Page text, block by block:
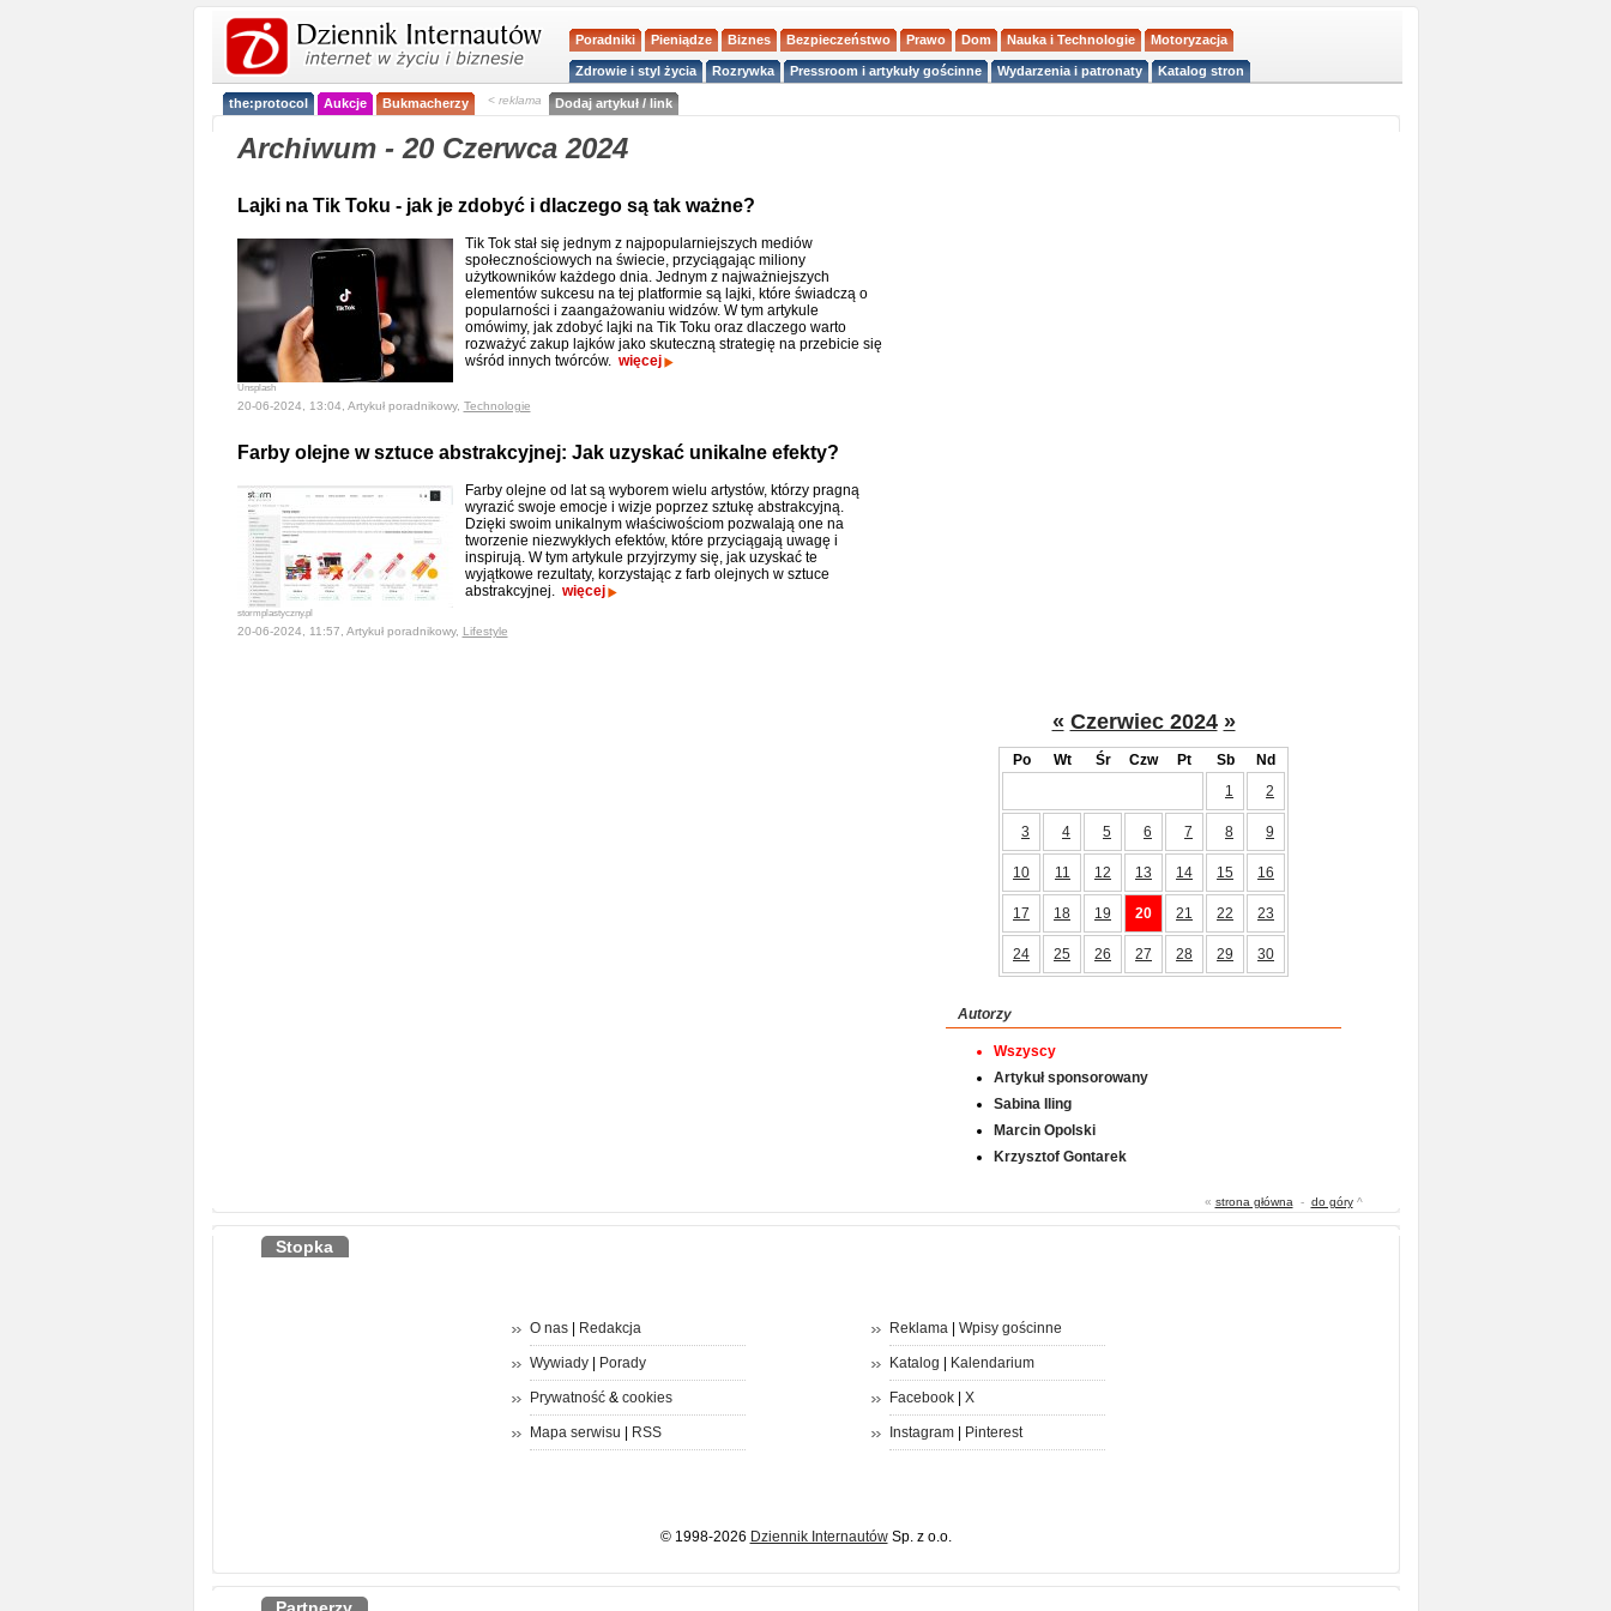
Poradniki Pieniądze Biznes Bezpieczeństwo Prawo Dom Nauka i Technologie Motoryzacja
Zdrowie i styl życia Rozrywka Pressroom i artykuły gościnne Wydarzenia i patronaty Katalog stron
the:protocol Aukcje Bukmacherzy < reklama Dodaj artykuł / link
Archiwum - 20 Czerwca 2024
Lajki na Tik Toku - jak je zdobyć i dlaczego są tak ważne?
Unsplash
Tik Tok stał się jednym z najpopularniejszych mediów
społecznościowych na świecie, przyciągając miliony
użytkowników każdego dnia. Jednym z najważniejszych
elementów sukcesu na tej platformie są lajki, które świadczą o
popularności i zaangażowaniu widzów. W tym artykule
omówimy, jak zdobyć lajki na Tik Toku oraz dlaczego warto
rozważyć zakup lajków jako skuteczną strategię na przebicie się
wśród innych twórców. więcej
20-06-2024, 13:04, Artykuł poradnikowy, Technologie
Farby olejne w sztuce abstrakcyjnej: Jak uzyskać unikalne efekty?
stormplastyczny.pl
Farby olejne od lat są wyborem wielu artystów, którzy pragną
wyrazić swoje emocje i wizje poprzez sztukę abstrakcyjną.
Dzięki swoim unikalnym właściwościom pozwalają one na
tworzenie niezwykłych efektów, które przyciągają uwagę i
inspirują. W tym artykule przyjrzymy się, jak uzyskać te
wyjątkowe rezultaty, korzystając z farb olejnych w sztuce
abstrakcyjnej. więcej
20-06-2024, 11:57, Artykuł poradnikowy, Lifestyle
« Czerwiec 2024 »
Po Wt Śr Czw Pt Sb
Nd
1
2
3 4 5 6 7 8 9
10 11 12 13 14 15 16
17 18 19 20 21 22 23
24 25 26 27 28 29 30
Autorzy
Wszyscy
Artykuł sponsorowany
Sabina Iling
Marcin Opolski
Krzysztof Gontarek
« strona główna - do góry^
Stopka
O nas| Redakcja
Wywiady| Porady
Prywatność& cookies
Mapa serwisu RSS
Reklama| Wpisy gościnne
Katalog Kalendarium
Facebook| X
Instagram| Pinterest
© 1998-2026 Dziennik InternautówSp. z o.o.